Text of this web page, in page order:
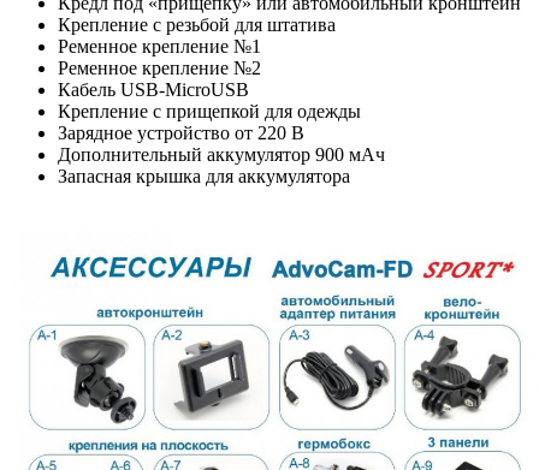
Крепление с резьбой для штатива
Ременное крепление №1
Ременное крепление №2
Кабель USB-MicroUSB
Крепление с прищепкой для одежды
Зарядное устройство от 220 В
Дополнительный аккумулятор 900 мАч
Запасная крышка для аккумулятора